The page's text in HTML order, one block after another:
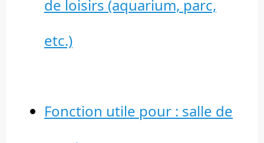
de loisirs (aquarium, parc,
etc.)
Fonction utile pour : salle de